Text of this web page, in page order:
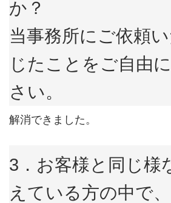
か？
当事務所にご依頼
じたことをご自由
さい。
解消できました。
3．お客様と同じ様
えている方の中で、